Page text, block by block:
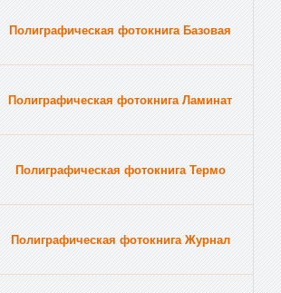
Полиграфическая фотокнига Базовая
Полиграфическая фотокнига Ламинат
Полиграфическая фотокнига Термо
Полиграфическая фотокнига Журнал